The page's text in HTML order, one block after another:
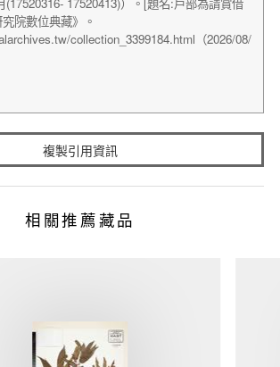
複製引用資訊
相關推薦藏品